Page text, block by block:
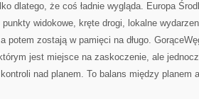
dlatego, że coś ładnie wygląda. Europa
punkty widokowe, kręte drogi, lokalne
potem zostają w pamięci na długo.
jest miejsce na zaskoczenie, ale
nad planem. To balans między planem